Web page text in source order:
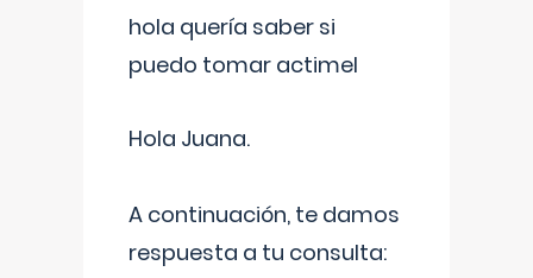
hola quería saber si
puedo tomar actimel
Hola Juana.
A continuación, te damos
respuesta a tu consulta: